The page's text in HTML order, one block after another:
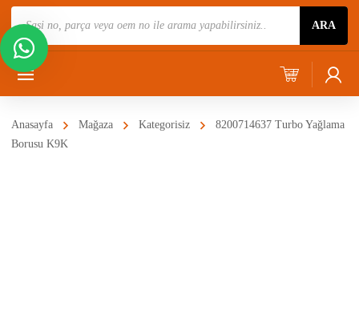
Ara
ARA
Anasayfa Mağaza Kategorisiz
8200714637 Turbo Yağlama
Borusu K9K